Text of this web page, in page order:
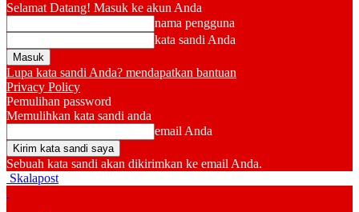
Selamat Datang! Masuk ke akun Anda
nama pengguna
kata sandi Anda
Lupa kata sandi Anda? mendapatkan bantuan
Privacy Policy
Pemulihan password
Memulihkan kata sandi anda
email Anda
Sebuah kata sandi akan dikirimkan ke email Anda.
Skalapost